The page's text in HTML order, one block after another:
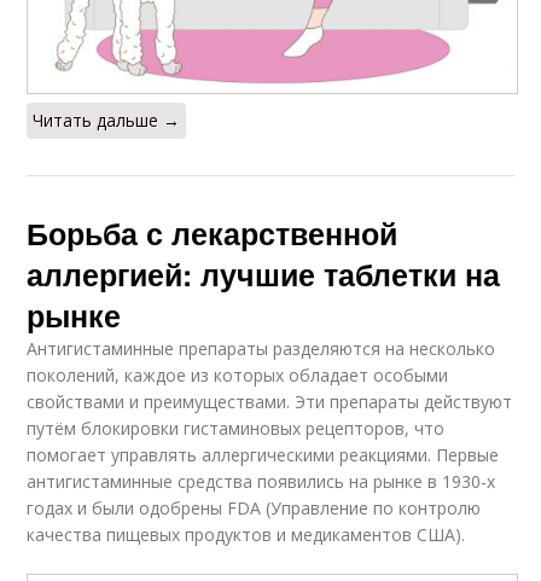
Читать дальше →
Борьба с лекарственной
аллергией: лучшие таблетки на
рынке
Антигистаминные препараты разделяются на несколько
поколений, каждое из которых обладает особыми
свойствами и преимуществами. Эти препараты действуют
путём блокировки гистаминовых рецепторов, что
помогает управлять аллергическими реакциями. Первые
антигистаминные средства появились на рынке в 1930-х
годах и были одобрены FDA (Управление по контролю
качества пищевых продуктов и медикаментов США).